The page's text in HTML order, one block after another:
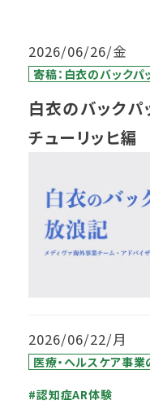
2026/06/26/金
寄稿：白衣のバック
白衣のバック
チューリッヒ編
2026/06/22/月
医療・ヘルスケア事
#認知症AR体験